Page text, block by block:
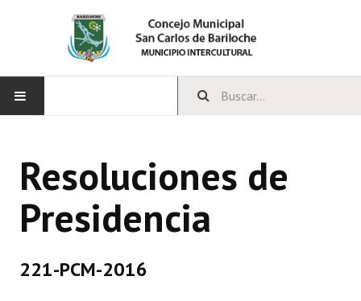
CONCEJO
Bloques Políticos
Comisiones Permanentes
Resoluciones de
Presidencia
221-PCM-2016